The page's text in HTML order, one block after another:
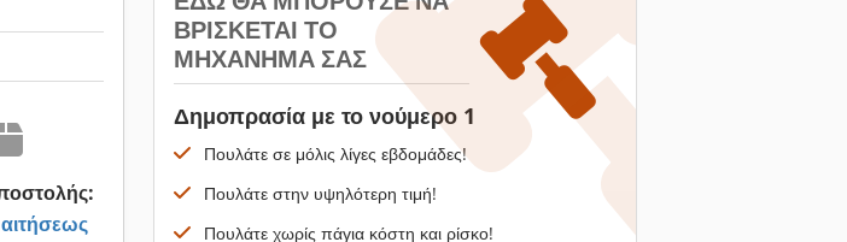
ΒΡΊΣΚΕΤΑΙ ΤΟ
ΜΗΧΆΝΗΜΆ ΣΑΣ
Δημοπρασία με το νούμερο 1
Πουλάτε σε μόλις λίγες εβδομάδες!
Πουλάτε στην υψηλότερη τιμή!
Πουλάτε χωρίς πάγια κόστη και ρίσκο!